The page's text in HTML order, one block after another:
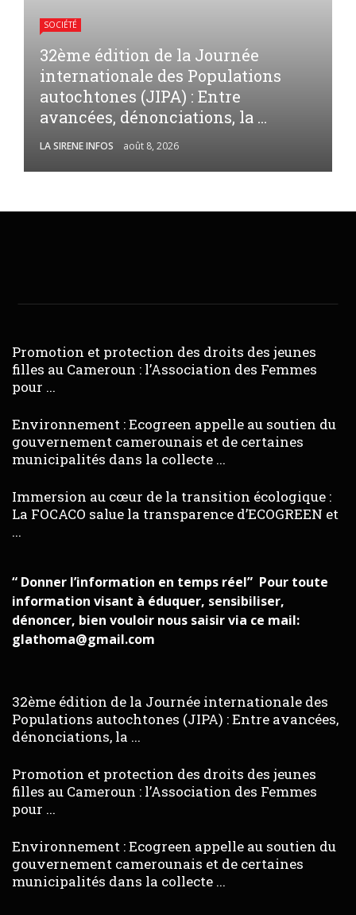
SOCIÉTÉ
32ème édition de la Journée
internationale des Populations
autochtones (JIPA) : Entre
avancées, dénonciations, la ...
LA SIRENE INFOS août 8, 2026
Promotion et protection des droits des jeunes
filles au Cameroun : l’Association des Femmes
pour ...
Environnement : Ecogreen appelle au soutien du
gouvernement camerounais et de certaines
municipalités dans la collecte ...
Immersion au cœur de la transition écologique :
La FOCACO salue la transparence d’ECOGREEN et
...
“ Donner l’information en temps réel” Pour toute
information visant à éduquer, sensibiliser,
dénoncer, bien vouloir nous saisir via ce mail:
glathoma@gmail.com
32ème édition de la Journée internationale des
Populations autochtones (JIPA) : Entre avancées,
dénonciations, la ...
Promotion et protection des droits des jeunes
filles au Cameroun : l’Association des Femmes
pour ...
Environnement : Ecogreen appelle au soutien du
gouvernement camerounais et de certaines
municipalités dans la collecte ...